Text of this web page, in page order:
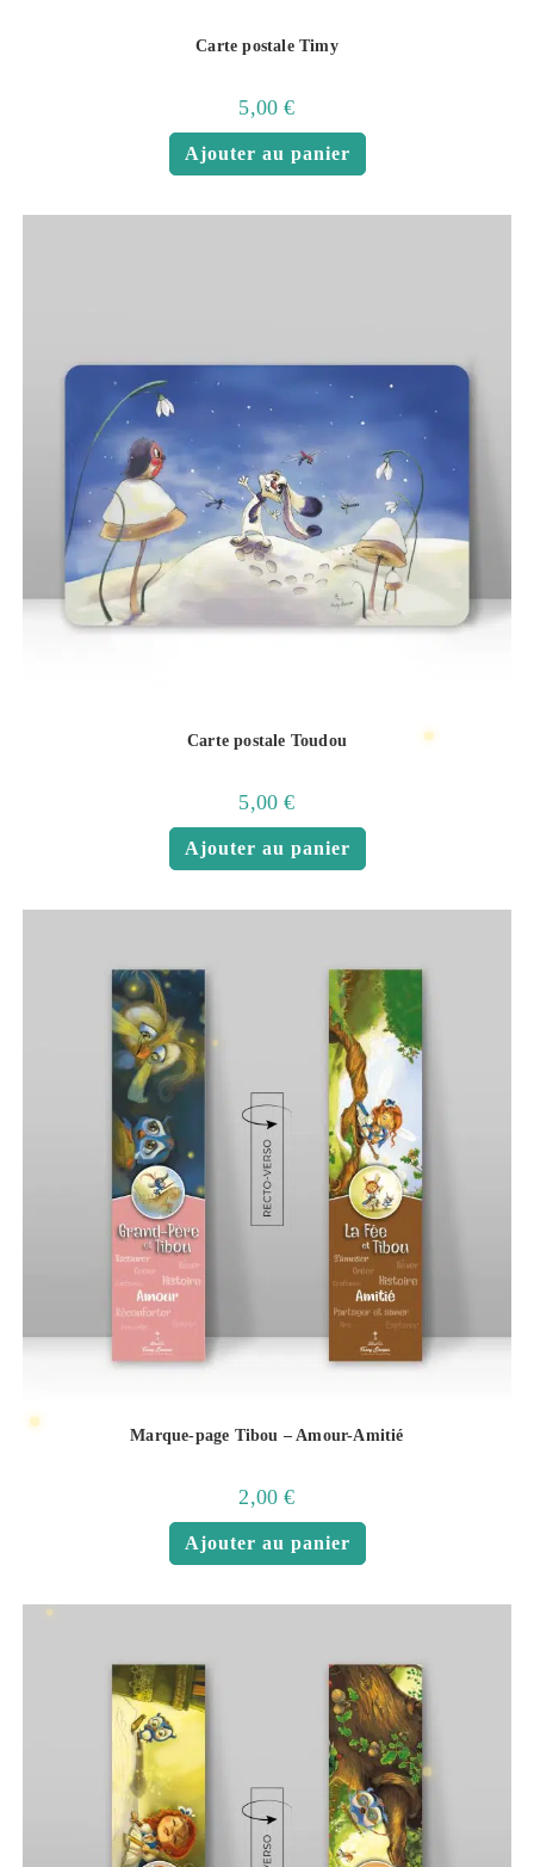
Carte postale Timy
5,00€
Ajouter au panier
Carte postale Toudou
5,00€
Ajouter au panier
Marque-page Tibou – Amour-Amitié
2,00€
Ajouter au panier